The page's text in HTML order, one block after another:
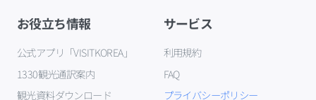
お役立ち情報
公式アプリ「VISITKOREA」
1330観光通訳案内
観光資料ダウンロード
サービス
利用規約
FAQ
プライバシーポリシー